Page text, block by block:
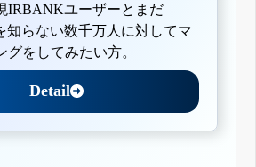
IRBANKユーザーとまだ
知らない数千万人に対してマ
グをしてみたい方。
Detail